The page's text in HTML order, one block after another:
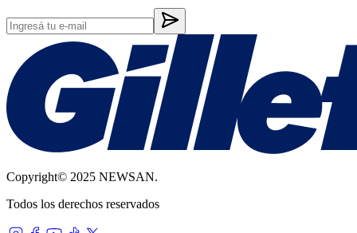
Copyright© 2025 NEWSAN.
Todos los derechos reservados